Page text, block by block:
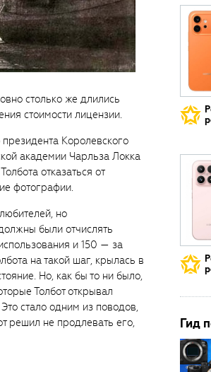
столько же длились
стоимости лицензии.
Королевского
академии Чарльза Локка
отказаться от
фотографии.
но
были отчислять
и 150 — за
на такой шаг, крылась в
Но, как бы то ни было,
Толбот открывал
стало одним из поводов,
решил не продлевать его,
Гид